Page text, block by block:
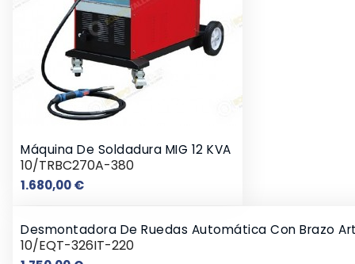
Máquina De Soldadura MIG 12 KVA
10/TRBC270A-380
1.680,00 €Precio
Desmontadora De Ruedas Automática Con Brazo
10/EQT-326IT-220